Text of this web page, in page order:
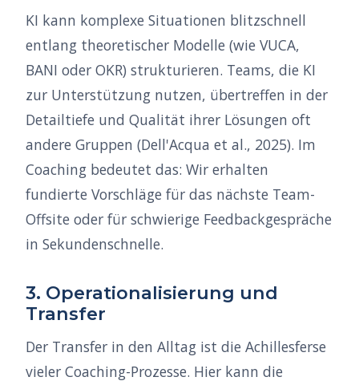
KI kann komplexe Situationen blitzschnell
entlang theoretischer Modelle (wie VUCA,
BANI oder OKR) strukturieren. Teams, die KI
zur Unterstützung nutzen, übertreffen in der
Detailtiefe und Qualität ihrer Lösungen oft
andere Gruppen (Dell'Acqua et al., 2025). Im
Coaching bedeutet das: Wir erhalten
fundierte Vorschläge für das nächste Team-
Offsite oder für schwierige Feedbackgespräche
in Sekundenschnelle.
3. Operationalisierung und
Transfer
Der Transfer in den Alltag ist die Achillesferse
vieler Coaching-Prozesse. Hier kann die